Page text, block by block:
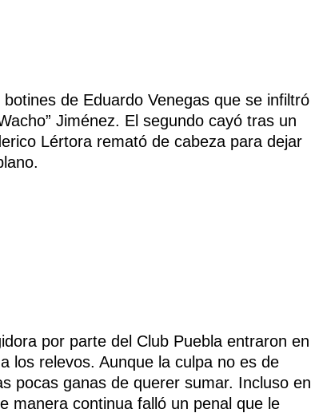
de Eduardo Venegas que se infiltró
Jiménez. El segundo cayó tras un
Lértora remató de cabeza para dejar
por parte del Club Puebla entraron en
los relevos. Aunque la culpa no es de
pocas ganas de querer sumar. Incluso en
manera continua falló un penal que le